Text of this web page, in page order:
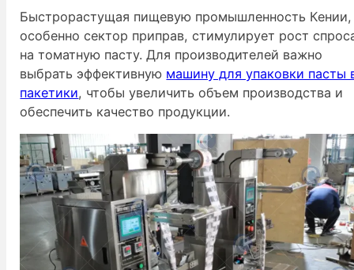
Быстрорастущая пищевую промышленность Кении,
особенно сектор приправ, стимулирует рост
на томатную пасту. Для производителей важно
выбрать эффективную машину для упаковки пасты
пакетики, чтобы увеличить объем производства и
обеспечить качество продукции.